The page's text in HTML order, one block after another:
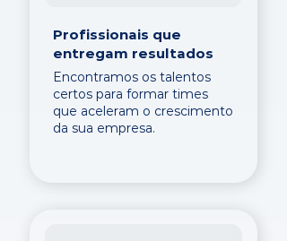
Profissionais que
entregam resultados
Encontramos os talentos
certos para formar times
que aceleram o crescimento
da sua empresa.